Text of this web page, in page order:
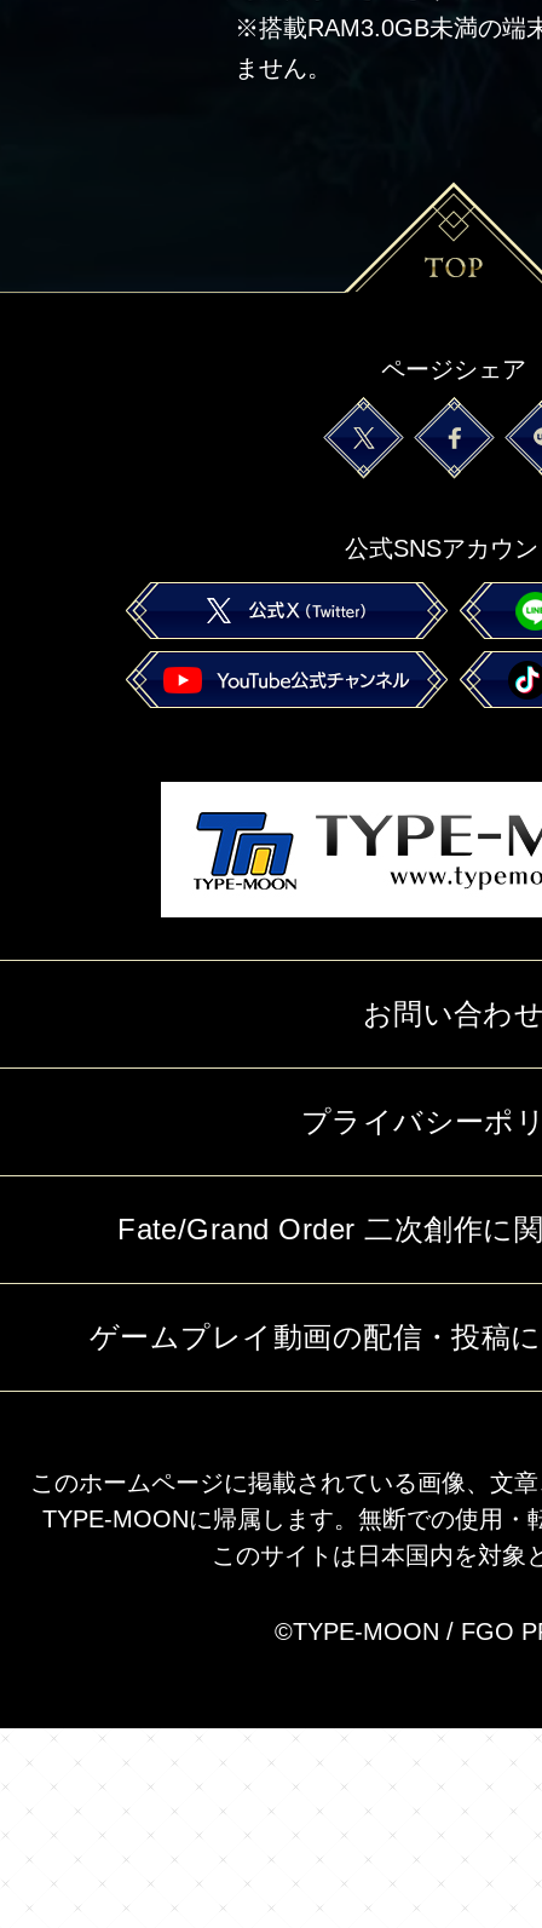
※搭載RAM3.0GB未満の端
ません。
ページシェア
公式SNSアカウ
お問い合わ
プライバシーポ
Fate/Grand Order 二次創作に
ゲームプレイ動画の配信・投稿
このホームページに掲載されている画像、文
TYPE-MOONに帰属します。無断での使用・
このサイトは日本国内を対象
©TYPE-MOON / FGO